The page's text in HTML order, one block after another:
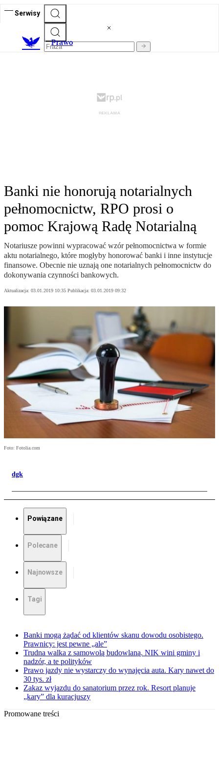
Serwisy
Prawo
Banki nie honorują notarialnych
pełnomocnictw, RPO prosi o
pomoc Krajową Radę Notarialną
Notariusze powinni wypracować wzór pełnomocnictwa w formie
aktu notarialnego, które mogłyby honorować banki i inne instytucje
finansowe. Obecnie nie uznają one notarialnych pełnomocnictw do
dokonywania czynności bankowych.
Aktualizacja: 03.01.2019 10:35 Publikacja: 03.01.2019 09:32
Foto: Fotolia.com
dgk
Powiązane
Polecane
Najnowsze
Tagi
Banki mogą żądać od klientów skanu dowodu osobistego.
Prawnicy: jest pewne „ale”
Trudna walka z samowolą budowlaną. NIK wini gminy i
nadzór, a te polityków
Prawo jazdy nie wystarczy do wynajęcia auta. Kary nawet do
30 tys. zł
Zakaz wyjazdu do sanatorium przez rok. Resort planuje
„kary” dla kuracjuszy
Promowane treści